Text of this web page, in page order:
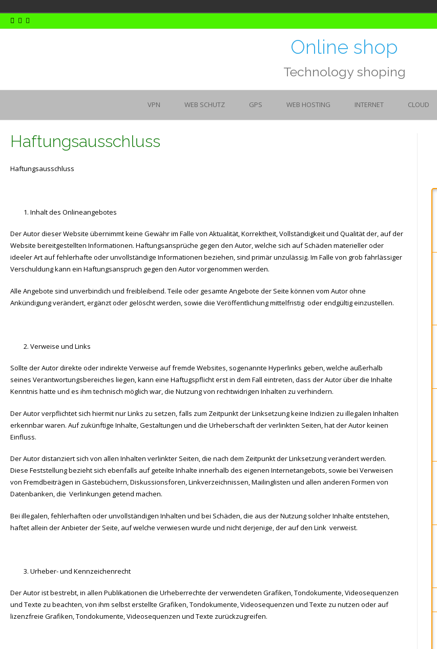
Skip
to
Online shop
Technology shoping
VPN WEB SCHUTZ GPS WEB HOSTING INTERNET CLOUD
Haftungsausschluss
Haftungsausschluss
Inhalt des Onlineangebotes
Der Autor dieser Website übernimmt keine Gewähr im Falle von Aktualität, Korrektheit, Vollständigkeit und Qualität der, auf der
Website bereitgestellten Informationen. Haftungsansprüche gegen den Autor, welche sich auf Schäden materieller oder
ideeler Art auf fehlerhafte oder unvollständige Informationen beziehen, sind primär unzulässig. Im Falle von grob fahrlässiger
Verschuldung kann ein Haftungsanspruch gegen den Autor vorgenommen werden.
Alle Angebote sind unverbindich und freibleibend. Teile oder gesamte Angebote der Seite können vom Autor ohne
Ankündigung verändert, ergänzt oder gelöscht werden, sowie diie Veröffentlichung mittelfristig oder endgültig einzustellen.
Verweise und Links
Sollte der Autor direkte oder indirekte Verweise auf fremde Websites, sogenannte Hyperlinks geben, welche außerhalb
seines Verantwortungsbereiches liegen, kann eine Haftugspflicht erst in dem Fall eintreten, dass der Autor über die Inhalte
Kenntnis hatte und es ihm technisch möglich war, die Nutzung von rechtwidrigen Inhalten zu verhindern.
Der Autor verpflichtet sich hiermit nur Links zu setzen, falls zum Zeitpunkt der Linksetzung keine Indizien zu illegalen Inhalten
erkennbar waren. Auf zukünftige Inhalte, Gestaltungen und die Urheberschaft der verlinkten Seiten, hat der Autor keinen
Einfluss.
Der Autor distanziert sich von allen Inhalten verlinkter Seiten, die nach dem Zeitpunkt der Linksetzung verändert werden.
Diese Feststellung bezieht sich ebenfalls auf geteilte Inhalte innerhalb des eigenen Internetangebots, sowie bei Verweisen
von Fremdbeiträgen in Gästebüchern, Diskussionsforen, Linkverzeichnissen, Mailinglisten und allen anderen Formen von
Datenbanken, die Verlinkungen getend machen.
Bei illegalen, fehlerhaften oder unvollständigen Inhalten und bei Schäden, die aus der Nutzung solcher Inhalte entstehen,
haftet allein der Anbieter der Seite, auf welche verwiesen wurde und nicht derjenige, der auf den Link verweist.
Urheber- und Kennzeichenrecht
Der Autor ist bestrebt, in allen Publikationen die Urheberrechte der verwendeten Grafiken, Tondokumente, Videosequenzen
und Texte zu beachten, von ihm selbst erstellte Grafiken, Tondokumente, Videosequenzen und Texte zu nutzen oder auf
lizenzfreie Grafiken, Tondokumente, Videosequenzen und Texte zurückzugreifen.